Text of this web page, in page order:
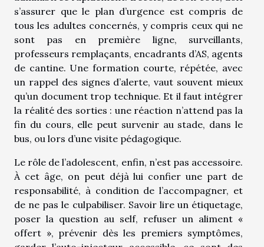
s’assurer que le plan d’urgence est compris de
tous les adultes concernés, y compris ceux qui ne
sont pas en première ligne, surveillants,
professeurs remplaçants, encadrants d’AS, agents
de cantine. Une formation courte, répétée, avec
un rappel des signes d’alerte, vaut souvent mieux
qu’un document trop technique. Et il faut intégrer
la réalité des sorties : une réaction n’attend pas la
fin du cours, elle peut survenir au stade, dans le
bus, ou lors d’une visite pédagogique.
Le rôle de l’adolescent, enfin, n’est pas accessoire.
À cet âge, on peut déjà lui confier une part de
responsabilité, à condition de l’accompagner, et
de ne pas le culpabiliser. Savoir lire un étiquetage,
poser la question au self, refuser un aliment «
offert », prévenir dès les premiers symptômes,